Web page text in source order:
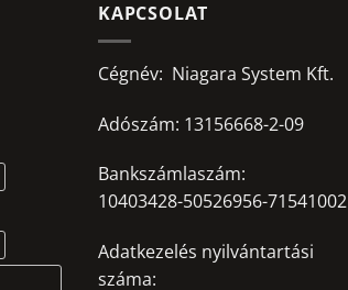
KAPCSOLAT
Cégnév: Niagara System Kft.
Adószám: 13156668-2-09
Bankszámlaszám:
10403428-50526956-71541002
Adatkezelés nyilvántartási
száma: